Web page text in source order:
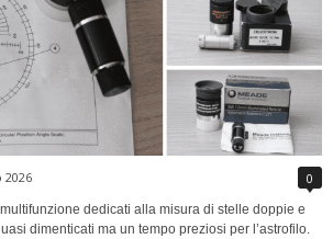
2026 0
dedicati alla misura di stelle doppie e
dimenticati ma un tempo preziosi per l’astrofilo.